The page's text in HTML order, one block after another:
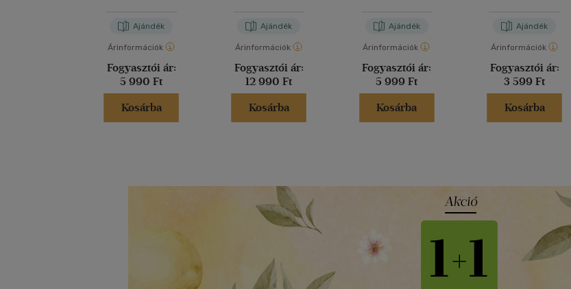
Ajándék
Árinformációk
Fogyasztói ár:
5 990 Ft
Kosárba
Ajándék
Árinformációk
Fogyasztói ár:
12 990 Ft
Kosárba
Ajándék
Árinformációk
Fogyasztói ár:
5 999 Ft
Kosárba
Ajándék
Árinformációk
Fogyasztói ár:
3 599 Ft
Kosárba